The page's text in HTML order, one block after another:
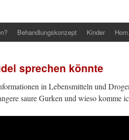
Behandlungskonzept Kinder
sprechen könnte
in Lebensmitteln und
saure Gurken und wieso komme